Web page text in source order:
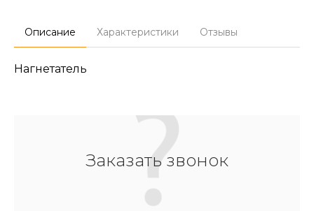
Описание Характеристики Отзывы
Нагнетатель
Заказать звонок